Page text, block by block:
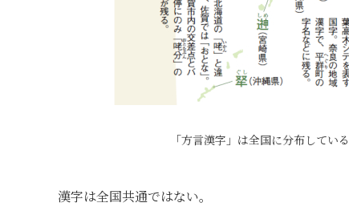
「方言漢字」は全国に分布してい
漢字は全国共通ではない。